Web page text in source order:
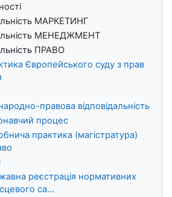
МАРКЕТИНГ
МЕНЕДЖМЕНТ
ПРАВО
Європейського суду з прав
правова відповідальність
процес
практика (магістратура)
реєстрація нормативних
са...